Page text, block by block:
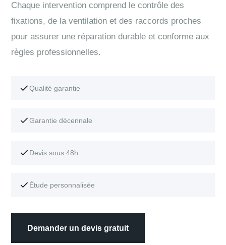
Chaque intervention comprend le contrôle des
fixations, de la ventilation et des raccords proches
pour assurer une réparation durable et conforme aux
règles professionnelles.
Qualité garantie
Garantie décennale
Devis sous 48h
Étude personnalisée
Demander un devis gratuit